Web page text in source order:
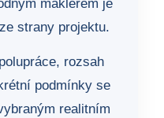
makléřem je
strany projektu.
rozsah
podmínky se
realitním